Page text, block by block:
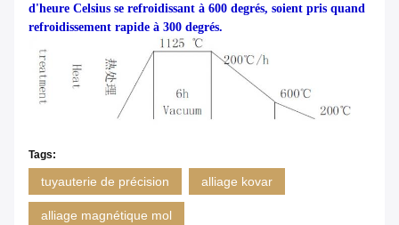
d'heure Celsius se refroidissant à 600 degrés, soient pris quand
refroidissement rapide à 300 degrés.
Tags:
tuyauterie de précision alliage kovar
alliage magnétique mol